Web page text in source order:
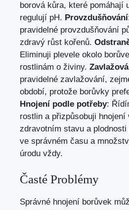
borová kůra, které pomáhají
regulují pH. Provzdušňování
pravidelné provzdušňování
zdravý růst kořenů.
Eliminuji plevele okolo
rostlinám o živiny.
pravidelné zavlažování,
období, protože borůvky
Hnojení podle potřeby:
rostlin a přizpůsobuji
zdravotním stavu a
ve správném času a
úrodu vždy.
Časté Problémy
Správné hnojení borůvek